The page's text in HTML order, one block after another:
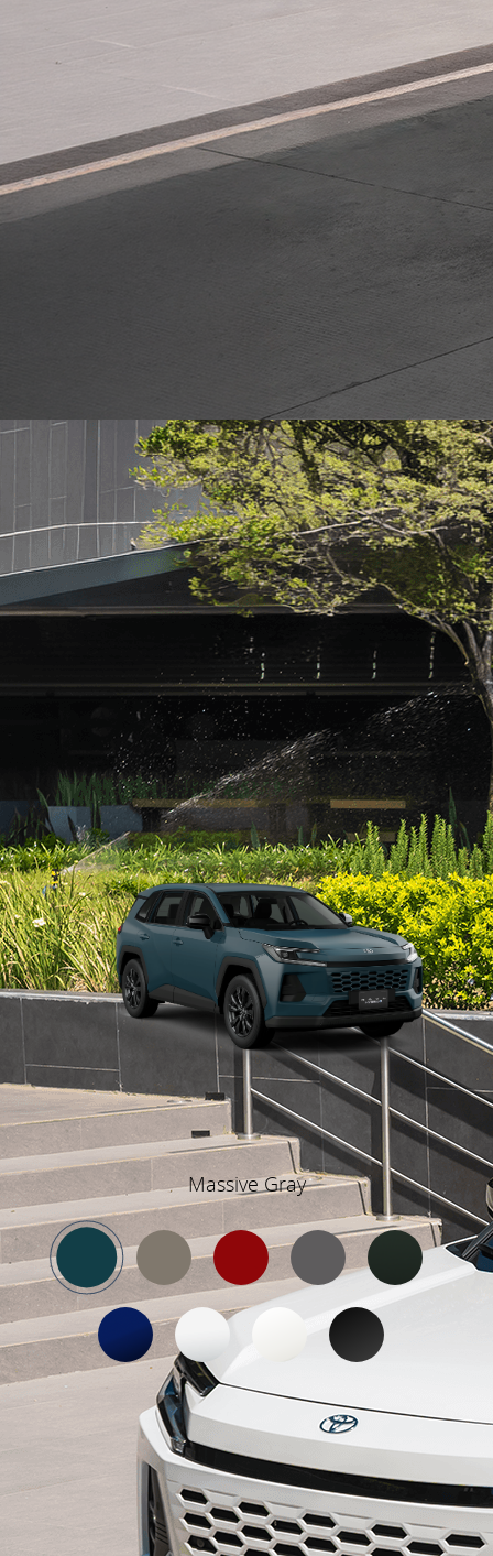
Cotizar Vehículo
Descargar Brochure
Energía que transforma cada camino
La RAV4 Híbrida redefine la forma de conducir con una
combinación de potencia, tecnología y eficiencia, diseñada
para quienes buscan ir más lejos con confianza y estilo.
Colores
Massive Gray
Galería